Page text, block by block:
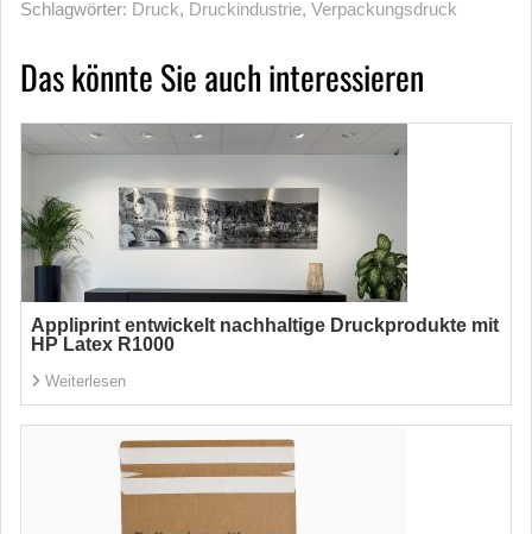
Schlagwörter: Druck, Druckindustrie, Verpackungsdruck
Das könnte Sie auch interessieren
Appliprint entwickelt nachhaltige Druckprodukte mit
HP Latex R1000
Weiterlesen